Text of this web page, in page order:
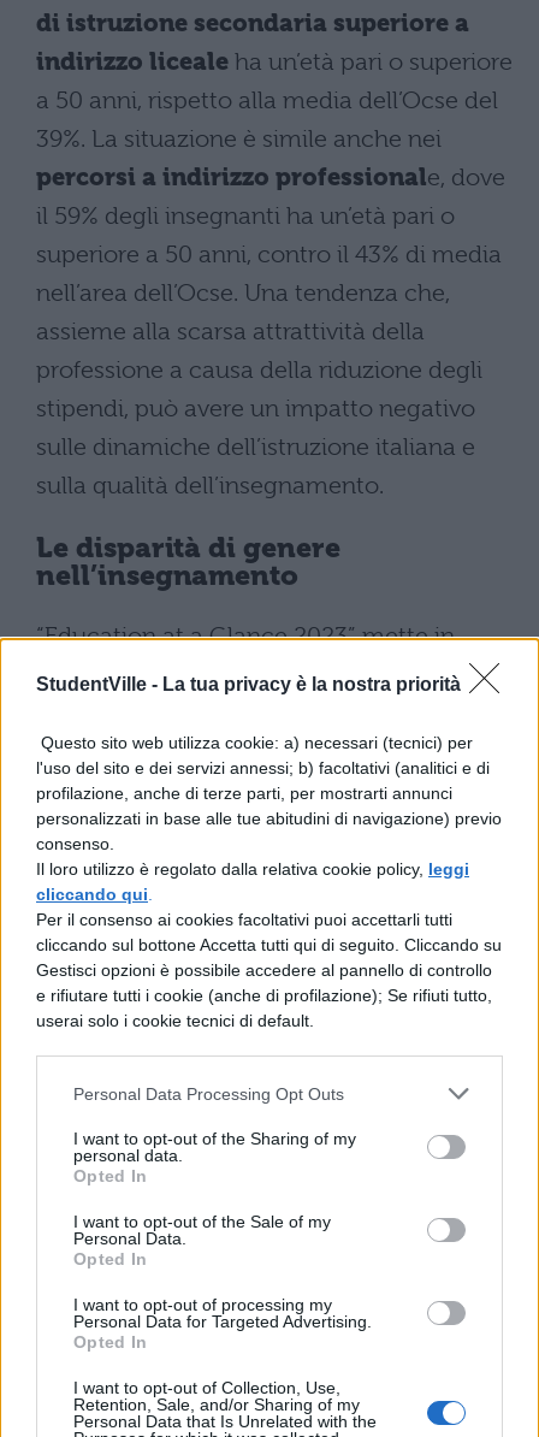
StudentVille - La tua privacy è la nostra priorità
Questo sito web utilizza cookie: a) necessari (tecnici) per
l'uso del sito e dei servizi annessi; b) facoltativi (analitici e di
profilazione, anche di terze parti, per mostrarti annunci
personalizzati in base alle tue abitudini di navigazione) previo
consenso.
Il loro utilizzo è regolato dalla relativa cookie policy, leggi
cliccando qui
Per il consenso ai cookies facoltativi puoi accettarli tutti
cliccando sul bottone Accetta tutti qui di seguito. Cliccando su
Gestisci opzioni è possibile accedere al pannello di controllo
e rifiutare tutti i cookie (anche di profilazione); Se rifiuti tutto,
userai solo i cookie tecnici di default.
Personal Data Processing Opt Outs
I want to opt-out of the Sharing of my
personal data.
Opted In
I want to opt-out of the Sale of my
Personal Data.
Opted In
I want to opt-out of processing my
Personal Data for Targeted Advertising.
Opted In
I want to opt-out of Collection, Use,
Retention, Sale, and/or Sharing of my
Personal Data that Is Unrelated with the
di istruzione secondaria superiore a
indirizzo liceale ha un’età pari o superiore
a 50 anni, rispetto alla media dell’Ocse del
39%. La situazione è simile anche nei
percorsi a indirizzo professionale, dove
il 59% degli insegnanti ha un’età pari o
superiore a 50 anni, contro il 43% di media
nell’area dell’Ocse. Una tendenza che,
assieme alla scarsa attrattività della
professione a causa della riduzione degli
stipendi, può avere un impatto negativo
sulle dinamiche dell’istruzione italiana e
sulla qualità dell’insegnamento.
Le disparità di genere
nell’insegnamento
“Education at a Glance 2023” mette in
evidenza anche una significativa disparità
Nell’istruzione pre-primaria, solo l’1% del
personale docente è di sesso maschile,
mentre nell’istruzione terziariaoltre il
60% del personale è costituito da uomini.
“Classi pollaio” in Italia?
Il rapporto dell’Ocse presenta anche una
notizia positivariguardo la presenza di
italiano. In media, nei Paesi dell’Ocse, si
contano 14 studenti per ogni membro del
personale docente dei percorsi di istruzione
secondaria superiore a indirizzo liceale e 15
studenti per membro del personale
docente dei percorsi di istruzione
secondaria superiore a indirizzo tecnico-
professionale; in Italia ci sono solo 11
studenti per docente nei percorsi di